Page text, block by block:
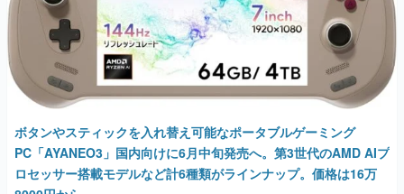
ボタンやスティックを入れ替え可能なポータブルゲーミング
PC「AYANEO3」国内向けに6月中旬発売へ。第3世代のAMD AIプ
ロセッサー搭載モデルなど計6種類がラインナップ。価格は16万